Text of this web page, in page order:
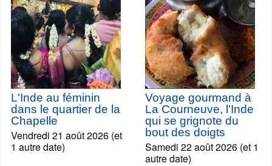
L'Inde au féminin
dans le quartier de la
Chapelle
Vendredi 21 août 2026 (et
1 autre date)
Voyage gourmand à
La Courneuve, l'Inde
qui se grignote du
bout des doigts
Samedi 22 août 2026 (et 1
autre date)